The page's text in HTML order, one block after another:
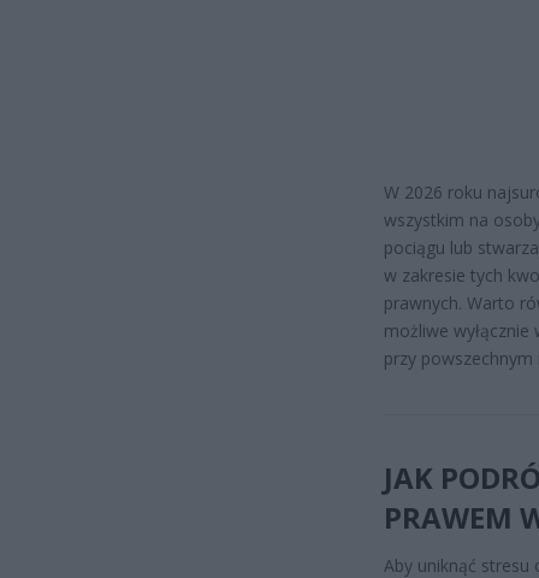
W 2026 roku
wszystkim na
pociągu lub
w zakresie tych
prawnych. Warto
możliwe
przy
JAK
PRAWEM
Aby uniknąć